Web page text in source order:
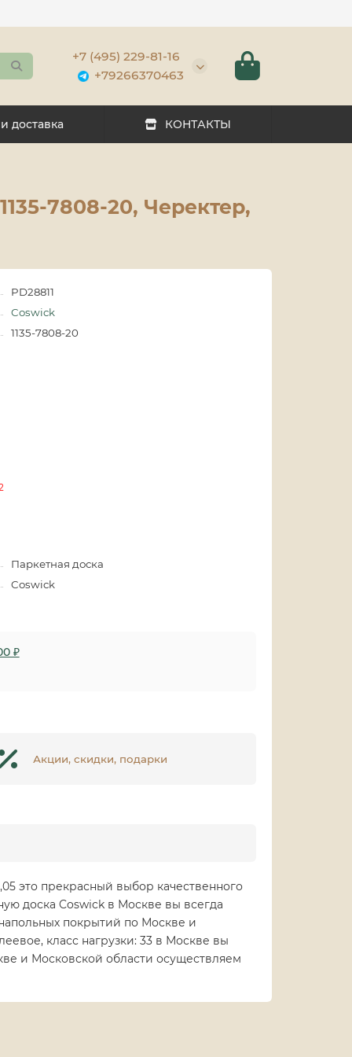
+7 (495) 229-81-16
+79266370463
доставка КОНТАКТЫ
7808-20, Черектер,
PD28811
Coswick
1135-7808-20
Паркетная доска
Coswick
₽
Акции, скидки, подарки
это прекрасный выбор качественного
доска Coswick в Москве вы всегда
покрытий по Москве и
класс нагрузки: 33 в Москве вы
и Московской области осуществляем